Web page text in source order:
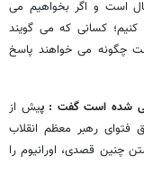
است و اگر بخواهیم می
20 درصدی را آغاز کنیم؛ کسانی که می گویند
چگونه می خواهند پاسخ
شده است گفت : پیش از
رهبر معظم انقلاب
چنین قصدی، اورانیوم را